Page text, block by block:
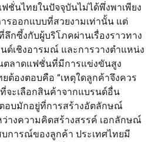
ชั่นไทยในปัจจุบันไม่ได้พึ่งพาเพียง
ออกแบบที่สวยงามเท่านั้น แต่
กซึ้งกับผู้บริโภคผ่านเรื่องราวทาง
ด์เชิงอารมณ์ และการวางตำแหน่ง
ตลาดแฟชั่นที่มีการแข่งขันสูง
องตอบคือ “เหตุใดลูกค้าจึงควร
จะเลือกสินค้าจากแบรนด์อื่น
อบมักอยู่ที่การสร้างอัตลักษณ์
างความคิดสร้างสรรค์ เอกลักษณ์
การณ์ของลูกค้า ประเทศไทยมี